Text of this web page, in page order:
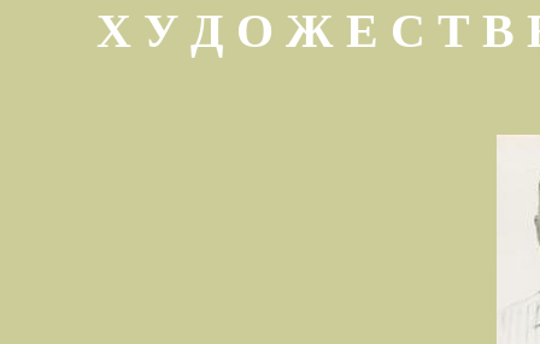
Х У Д О Ж Е С Т